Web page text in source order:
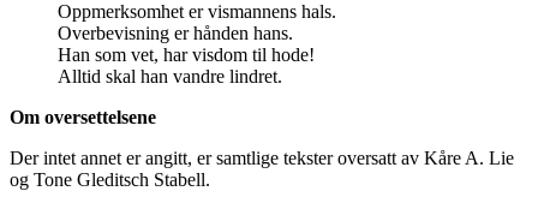
Oppmerksomhet er vismannens hals.
Overbevisning er hånden hans.
Han som vet, har visdom til hode!
Alltid skal han vandre lindret.
Om oversettelsene
Der intet annet er angitt, er samtlige tekster oversatt av Kåre A. Lie
og Tone Gleditsch Stabell.